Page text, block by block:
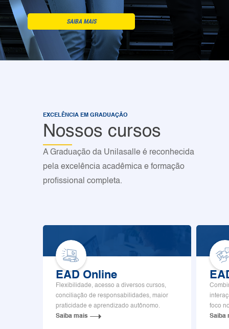
SAIBA MAIS
EXCELÊNCIA EM GRADUAÇÃO
Nossos cursos
A Graduação da Unilasalle é reconhecida
pela excelência acadêmica e formação
profissional completa.
EAD Online
Flexibilidade, acesso a diversos cursos,
conciliação de responsabilidades, maior
praticidade e aprendizado autônomo.
Saiba mais
foco
Saiba